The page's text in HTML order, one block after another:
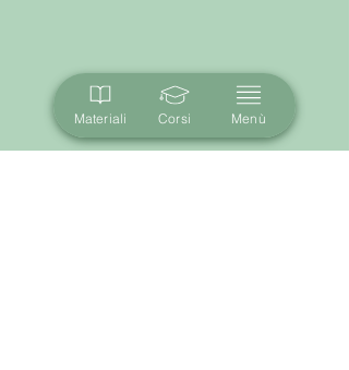
Materiali Corsi Menù